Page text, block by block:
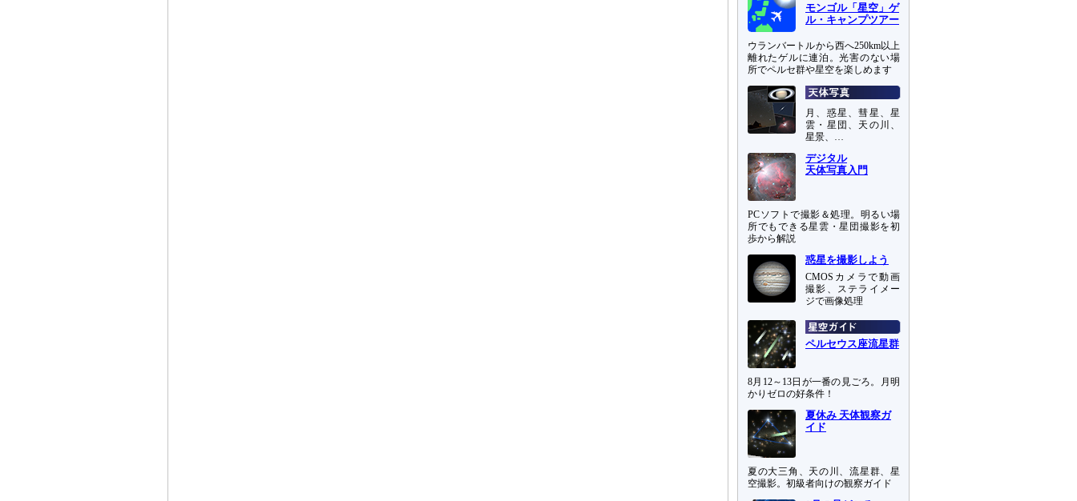
モンゴル「星空」ゲ
ル・キャンプツアー
ウランバートルから西へ250km以上
離れたゲルに連泊。光害のない場
所でペルセ群や星空を楽しめます
月、惑星、彗星、星
雲・星団、天の川、
星景、…
デジタル
天体写真入門
PCソフトで撮影＆処理。明るい場
所でもできる星雲・星団撮影を初
歩から解説
惑星を撮影しよう
CMOSカメラで動画
撮影、ステライメー
ジで画像処理
ペルセウス座流星群
8月12～13日が一番の見ごろ。月明
かりゼロの好条件！
夏休み 天体観察ガ
イド
夏の大三角、天の川、流星群、星
空撮影。初級者向けの観察ガイド